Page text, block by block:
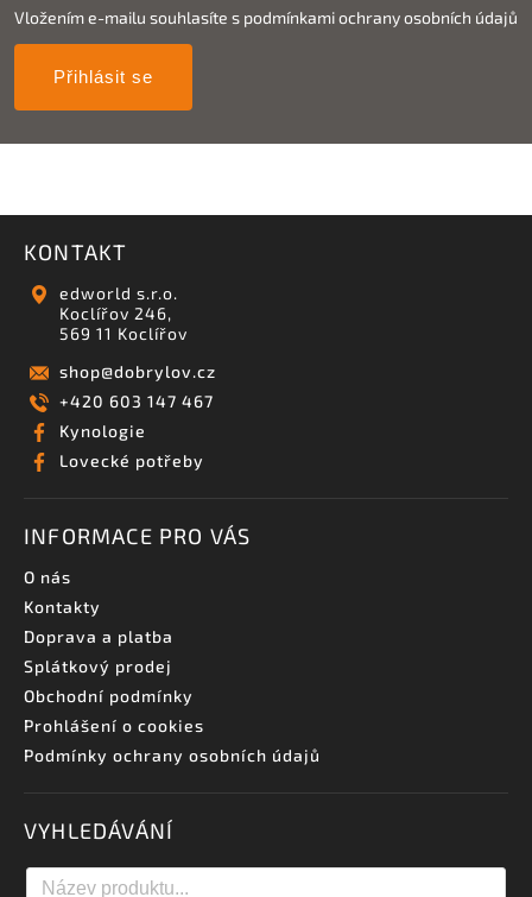
Vložením e-mailu souhlasíte s podmínkami ochrany osobních údajů
Přihlásit se
KONTAKT
edworld s.r.o.
Koclířov 246,
569 11 Koclířov
shop@dobrylov.cz
+420 603 147 467
Kynologie
Lovecké potřeby
INFORMACE PRO VÁS
O nás
Kontakty
Doprava a platba
Splátkový prodej
Obchodní podmínky
Prohlášení o cookies
Podmínky ochrany osobních údajů
VYHLEDÁVÁNÍ